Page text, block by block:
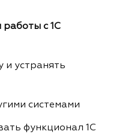
работы с 1С
и устранять
системами
функционал 1С